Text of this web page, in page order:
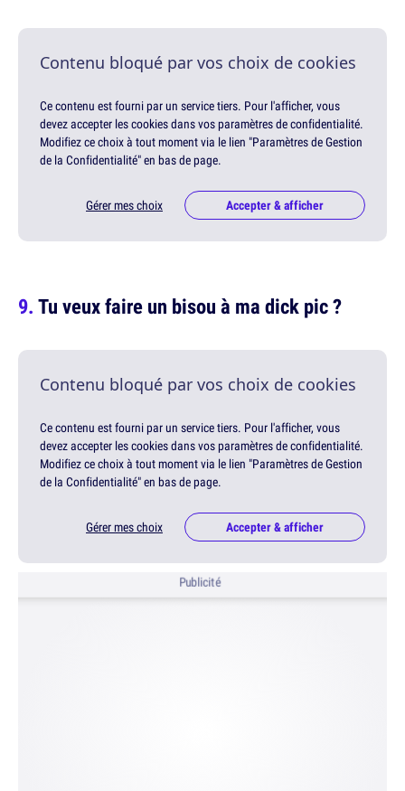
Contenu bloqué par vos choix de cookies
Ce contenu est fourni par un service tiers. Pour l'afficher, vous
devez accepter les cookies dans vos paramètres de confidentialité.
Modifiez ce choix à tout moment via le lien "Paramètres de Gestion
de la Confidentialité" en bas de page.
Gérer mes choix Accepter & afficher
Tu veux faire un bisou à ma dick pic ?
Contenu bloqué par vos choix de cookies
Ce contenu est fourni par un service tiers. Pour l'afficher, vous
devez accepter les cookies dans vos paramètres de confidentialité.
Modifiez ce choix à tout moment via le lien "Paramètres de Gestion
de la Confidentialité" en bas de page.
Gérer mes choix Accepter & afficher
Publicité